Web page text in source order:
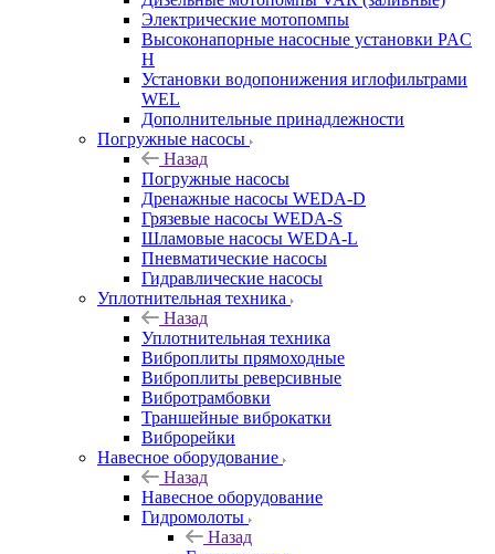
Электрические мотопомпы
Высоконапорные насосные установки PAC
H
Установки водопонижения иглофильтрами
WEL
Дополнительные принадлежности
Погружные насосы
Назад
Погружные насосы
Дренажные насосы WEDA-D
Грязевые насосы WEDA-S
Шламовые насосы WEDA-L
Пневматические насосы
Гидравлические насосы
Уплотнительная техника
Назад
Уплотнительная техника
Виброплиты прямоходные
Виброплиты реверсивные
Вибротрамбовки
Траншейные виброкатки
Виброрейки
Навесное оборудование
Назад
Навесное оборудование
Гидромолоты
Назад